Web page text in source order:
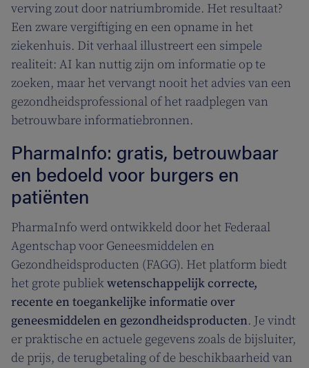
verving zout door natriumbromide. Het resultaat?
Een zware vergiftiging en een opname in het
ziekenhuis. Dit verhaal illustreert een simpele
realiteit: AI kan nuttig zijn om informatie op te
zoeken, maar het vervangt nooit het advies van een
gezondheidsprofessional of het raadplegen van
betrouwbare informatiebronnen.
PharmaInfo: gratis, betrouwbaar
en bedoeld voor burgers en
patiënten
PharmaInfo werd ontwikkeld door het Federaal
Agentschap voor Geneesmiddelen en
Gezondheidsproducten (FAGG). Het platform biedt
het grote publiekwetenschappelijk correcte,
recente en toegankelijke informatie over
geneesmiddelen en gezondheidsproducten. Je vindt
er praktische en actuele gegevens zoals de bijsluiter,
de prijs, de terugbetaling of de beschikbaarheid van